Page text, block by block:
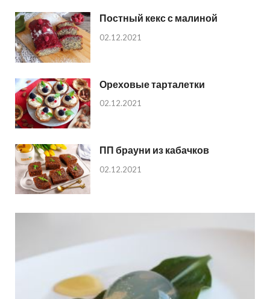
Постный кекс с малиной
02.12.2021
Ореховые тарталетки
02.12.2021
ПП брауни из кабачков
02.12.2021